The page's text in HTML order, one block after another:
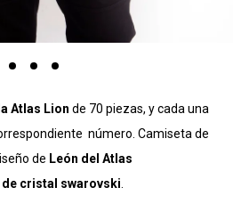
Atlas Lion de 70 piezas, y cada una
número. Camiseta de
de León del Atlas
cristal swarovski